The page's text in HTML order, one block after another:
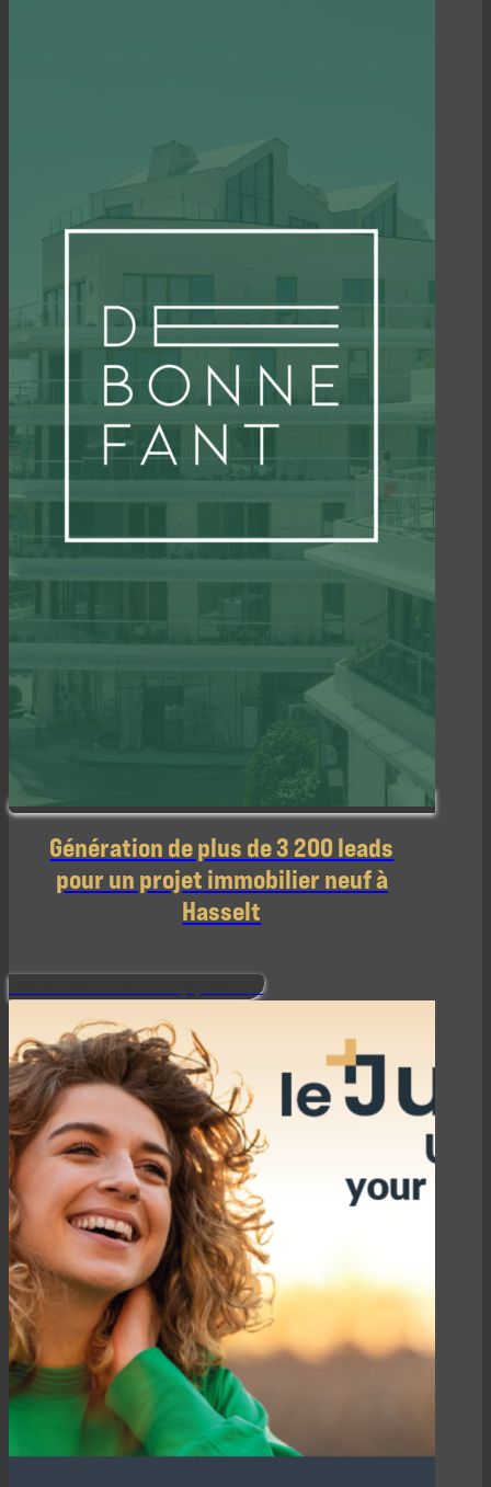
Génération de plus de 3 200 leads
pour un projet immobilier neuf à
Hasselt
Découvrir notre approche